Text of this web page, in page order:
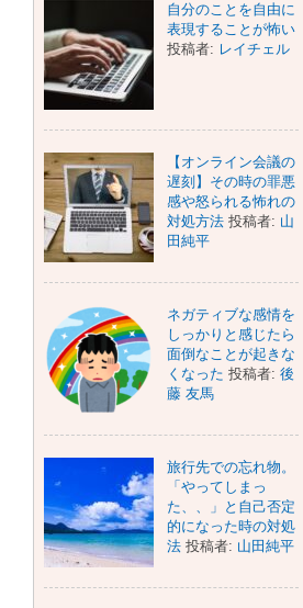
自分のことを自由に
表現することが怖い
投稿者: レイチェル
【オンライン会議の
遅刻】その時の罪悪
感や怒られる怖れの
対処方法 投稿者: 山
田純平
ネガティブな感情を
しっかりと感じたら
面倒なことが起きな
くなった 投稿者: 後
藤 友馬
旅行先での忘れ物。
「やってしまっ
た、、」と自己否定
的になった時の対処
法 投稿者: 山田純平